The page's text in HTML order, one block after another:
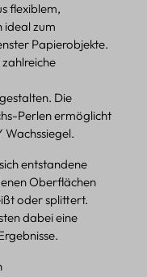
flexiblem,
ideal zum
Papierobjekte.
Die
Perlen ermöglicht
Wachssiegel.
entstandene
Oberflächen
oder splittert.
dabei eine